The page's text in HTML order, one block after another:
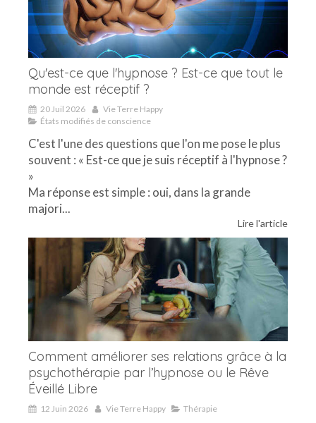
Qu'est-ce que l'hypnose ? Est-ce que tout le
monde est réceptif ?
20 Juil 2026
Vie Terre Happy
États modifiés de conscience
C'est l'une des questions que l'on me pose le plus
souvent : « Est-ce que je suis réceptif à l'hypnose ?
»
Ma réponse est simple : oui, dans la grande
majori...
Lire l'article
Comment améliorer ses relations grâce à la
psychothérapie par l’hypnose ou le Rêve
Éveillé Libre
12 Juin 2026 Vie Terre Happy Thérapie